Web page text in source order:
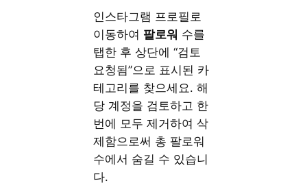
인스타그램 프로필로
이동하여 팔로워 수를
탭한 후 상단에 “검토
요청됨”으로 표시된 카
테고리를 찾으세요. 해
당 계정을 검토하고 한
번에 모두 제거하여 삭
제함으로써 총 팔로워
수에서 숨길 수 있습니
다.